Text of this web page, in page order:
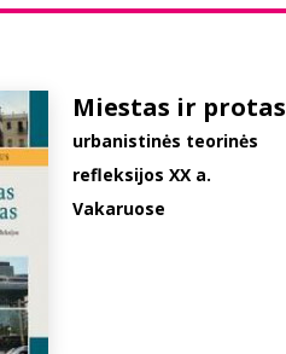
Miestas ir protas
urbanistinės teorinės
refleksijos XX a.
Vakaruose